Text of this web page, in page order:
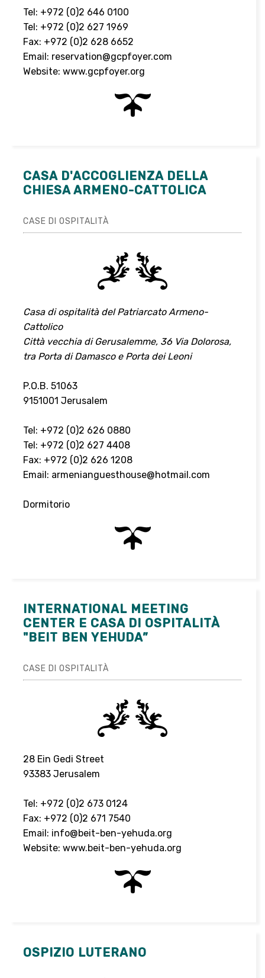
Tel: +972 (0)2 646 0100
Tel: +972 (0)2 627 1969
Fax: +972 (0)2 628 6652
Email: reservation@gcpfoyer.com
Website: www.gcpfoyer.org
CASA D'ACCOGLIENZA DELLA
CHIESA ARMENO-CATTOLICA
CASE DI OSPITALITÀ
Casa di ospitalità del Patriarcato Armeno-
Cattolico
Città vecchia di Gerusalemme, 36 Via Dolorosa,
tra Porta di Damasco e Porta dei Leoni
P.O.B. 51063
9151001 Jerusalem
Tel: +972 (0)2 626 0880
Tel: +972 (0)2 627 4408
Fax: +972 (0)2 626 1208
Email: armenianguesthouse@hotmail.com
Dormitorio
INTERNATIONAL MEETING
CENTER E CASA DI OSPITALITÀ
"BEIT BEN YEHUDA”
CASE DI OSPITALITÀ
28 Ein Gedi Street
93383 Jerusalem
Tel: +972 (0)2 673 0124
Fax: +972 (0)2 671 7540
Email: info@beit-ben-yehuda.org
Website: www.beit-ben-yehuda.org
OSPIZIO LUTERANO